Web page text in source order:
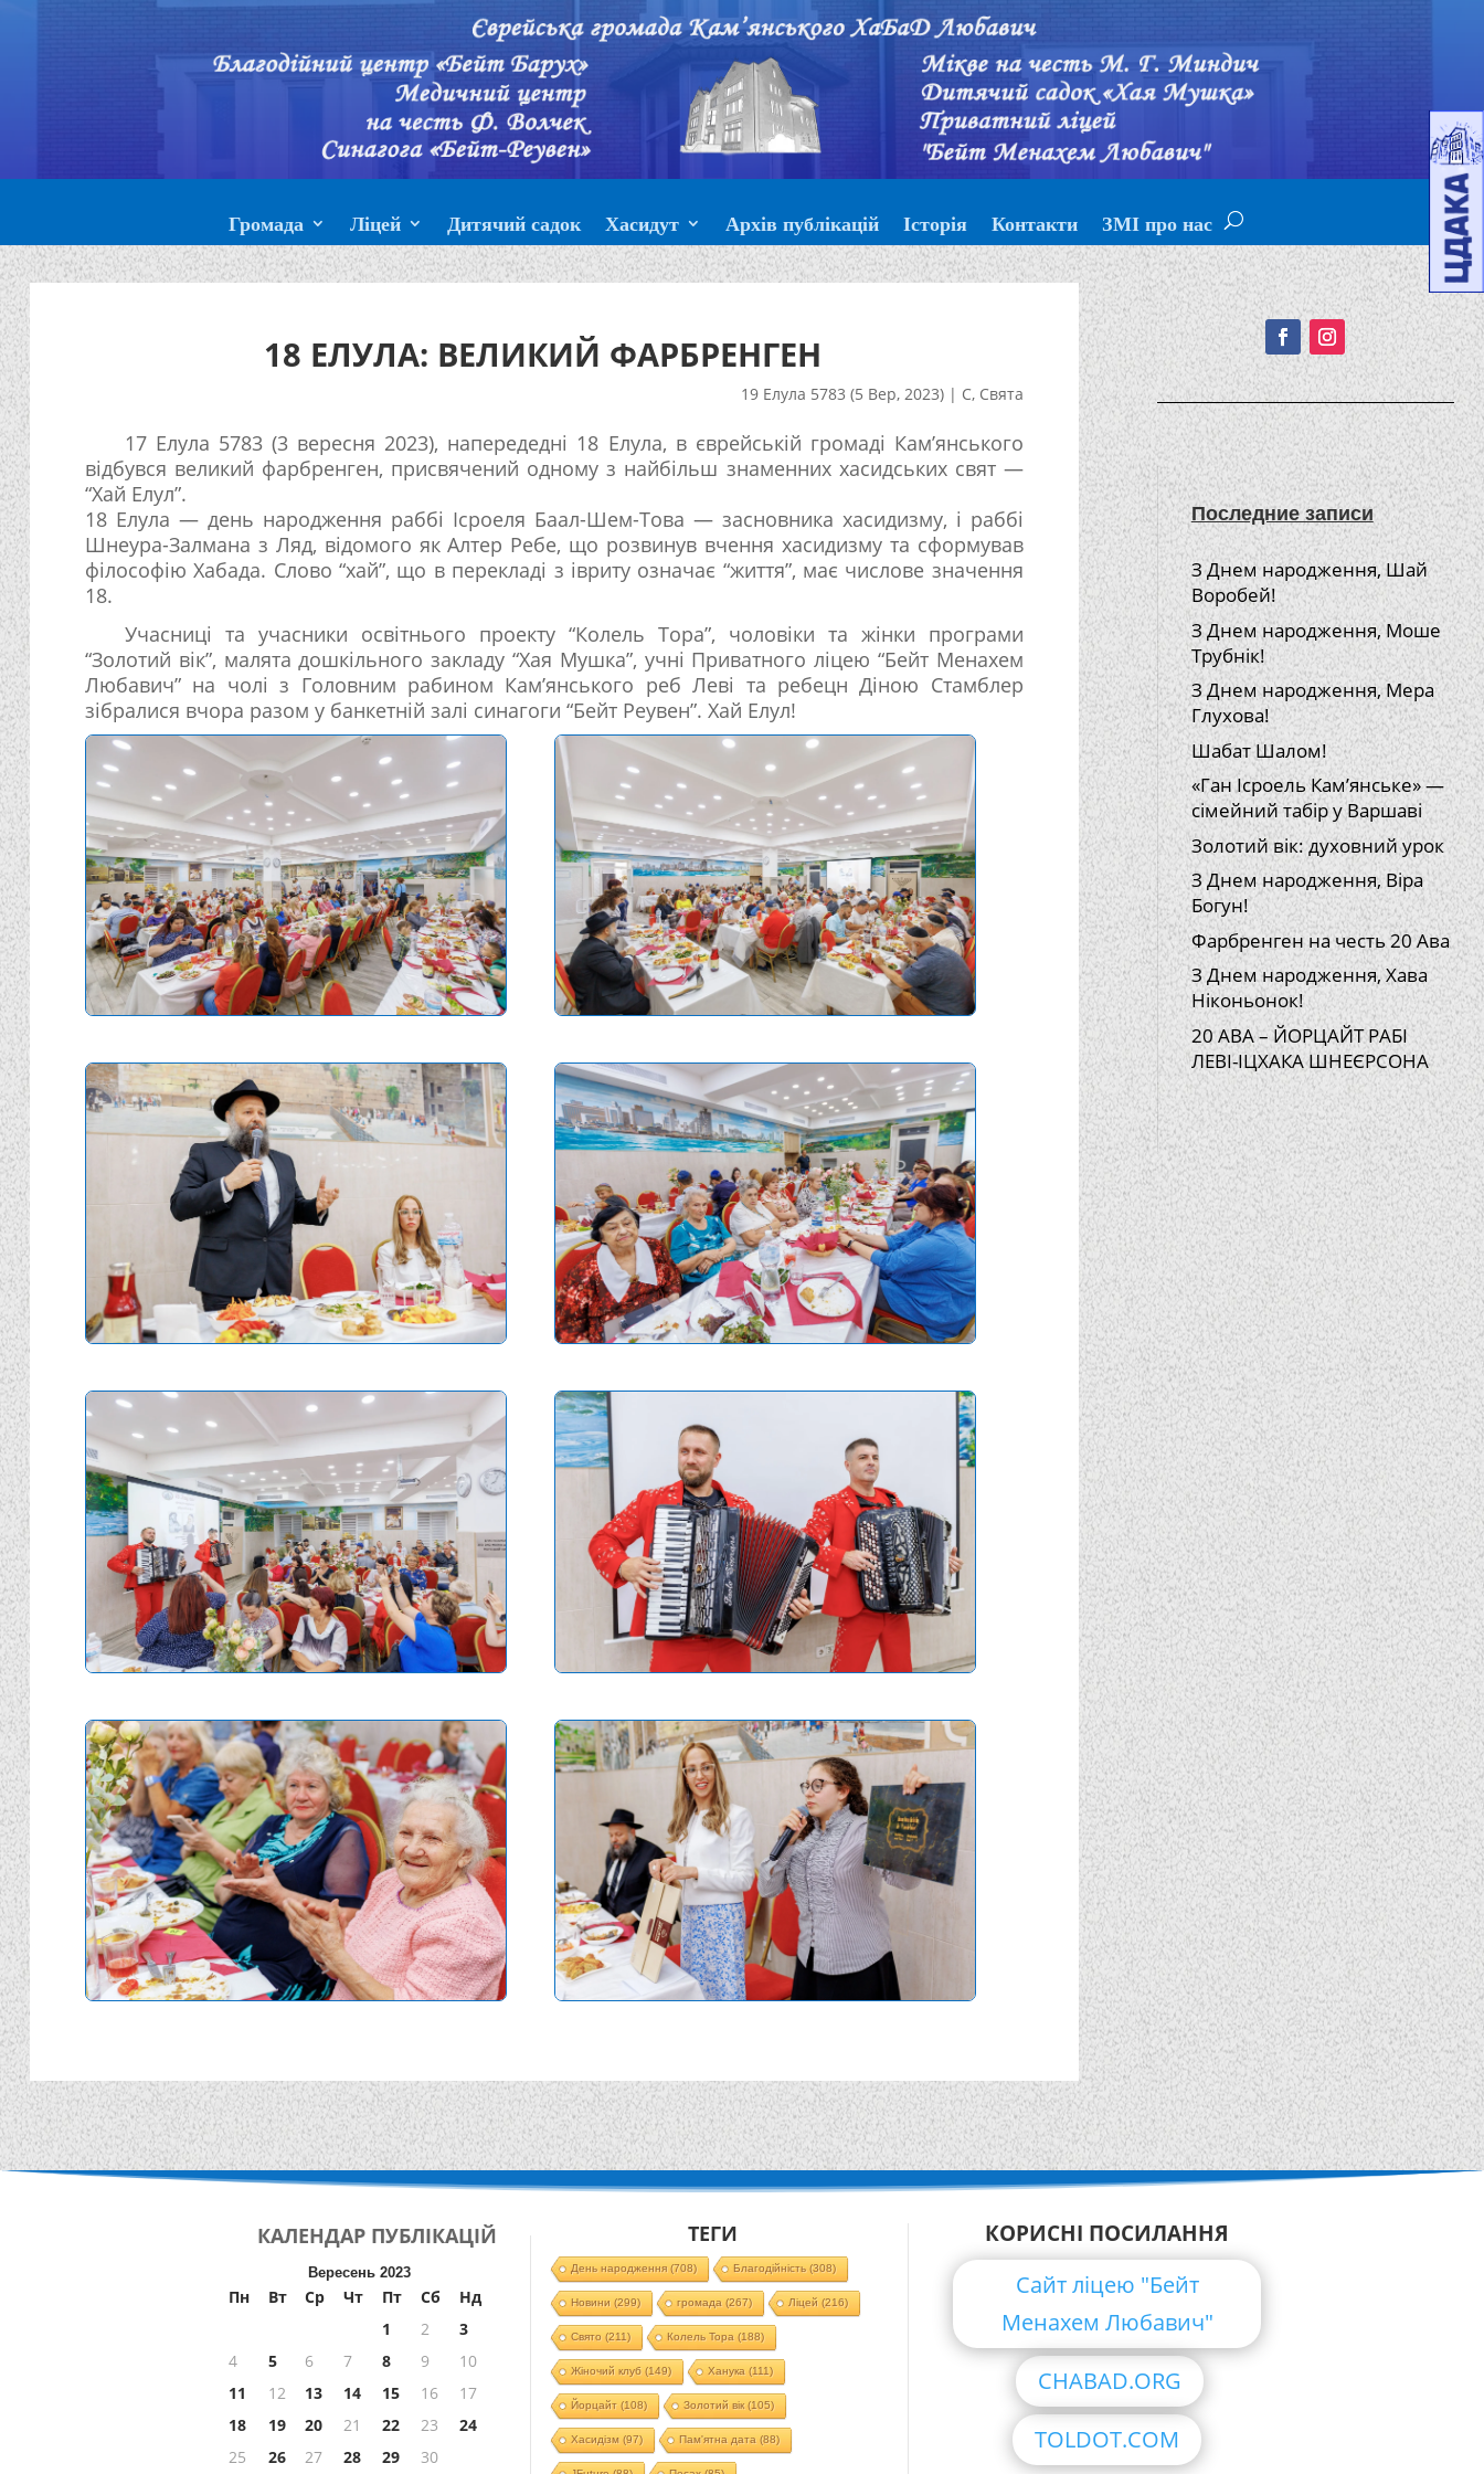
Громада Ліцей Дитячий садок Хасидут Архів публікацій Історія Контакти ЗМІ про нас
18 ЕЛУЛА: ВЕЛИКИЙ ФАРБРЕНГЕН
19 Елула 5783 (5 Вер, 2023)| С, Свята
17 Елула 5783 (3 вересня 2023), напередедні 18 Елула, в єврейській громаді Кам’янського
відбувся великий фарбренген, присвячений одному з найбільш знаменних хасидських свят —
“Хай Елул”.
18 Елула — день народження раббі Ісроеля Баал-Шем-Това — засновника хасидизму, і раббі
Шнеура-Залмана з Ляд, відомого як Алтер Ребе, що розвинув вчення хасидизму та сформував
філософію Хабада. Слово “хай”, що в перекладі з івриту означає “життя”, має числове значення
18.
Учасниці та учасники освітнього проекту “Колель Тора”, чоловіки та жінки програми
“Золотий вік”, малята дошкільного закладу “Хая Мушка”, учні Приватного ліцею “Бейт Менахем
Любавич” на чолі з Головним рабином Кам’янського реб Леві та ребецн Діною Стамблер
зібралися вчора разом у банкетній залі синагоги “Бейт Реувен”. Хай Елул!
Подписывайтесь!
Последние записи
З Днем народження, Шай
Воробей!
З Днем народження, Моше
Трубнік!
З Днем народження, Мера
Глухова!
Шабат Шалом!
«Ган Ісроель Кам’янське» —
сімейний табір у Варшаві
Золотий вік: духовний урок
З Днем народження, Віра
Богун!
Фарбренген на честь 20 Ава
З Днем народження, Хава
Ніконьонок!
20 АВА – ЙОРЦАЙТ РАБІ
ЛЕВІ-ІЦХАКА ШНЕЄРСОНА
КАЛЕНДАР ПУБЛІКАЦІЙ
Вересень 2023
Пн Вт Ср Чт Пт Сб
Нд
1
2
3
4
5 6 7 8 9
10
11
12 13 14 15 16
17
18
19 20 21 22 23
24
25
26 27 28 29 30
ТЕГИ
День народження(708) Благодійність (308)
Новини (299) громада (267) Ліцей (216)
Свято (211) Колель Тора (188)
Жіночий клуб (149) Ханука (111)
Йорцайт (108) Золотий вік(105)
Хасидізм (97) Пам'ятна дата (88)
КОРИСНІ ПОСИЛАННЯ
Сайт ліцею "Бейт
Менахем Любавич"
CHABAD.ORG
TOLDOT.COM